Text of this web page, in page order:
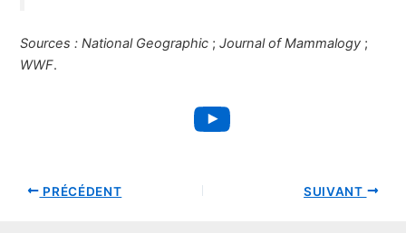
Sources : National Geographic ;Journal of Mammalogy ;
WWF.
YouTube
PRÉCÉDENT SUIVANT